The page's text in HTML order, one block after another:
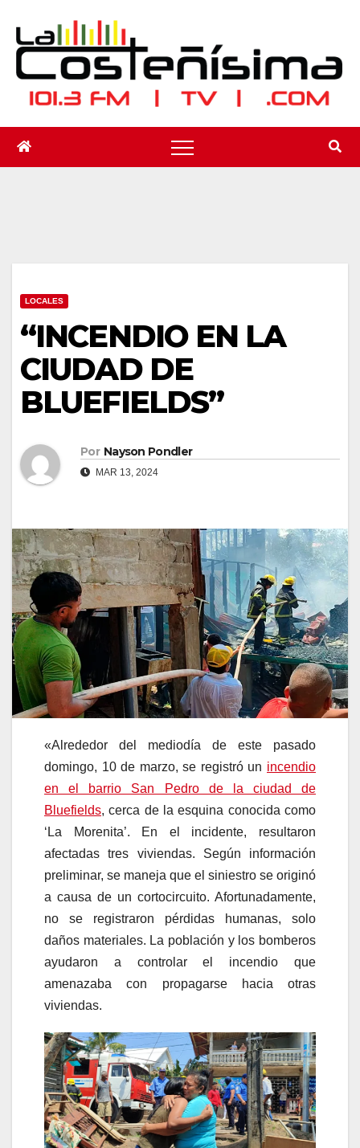
contenido
LOCALES
“INCENDIO EN LA
CIUDAD DE
BLUEFIELDS”
Por Nayson Pondler
MAR 13, 2024
«Alrededor del mediodía de este pasado
domingo, 10 de marzo, se registró un incendio
en el barrio San Pedro de la ciudad de
Bluefields, cerca de la esquina conocida como
‘La Morenita’. En el incidente, resultaron
afectadas tres viviendas. Según información
preliminar, se maneja que el siniestro se originó
a causa de un cortocircuito. Afortunadamente,
no se registraron pérdidas humanas, solo
daños materiales. La población y los bomberos
ayudaron a controlar el incendio que
amenazaba con propagarse hacia otras
viviendas.